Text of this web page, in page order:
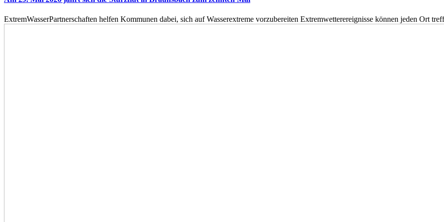
ExtremWasserPartnerschaften helfen Kommunen dabei, sich auf Wasserextreme vorzubereiten Extremwetterereignisse können jeden Ort